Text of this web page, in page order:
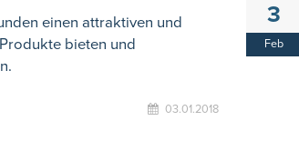
einen attraktiven und
bieten und
03.01.2018
3
Feb